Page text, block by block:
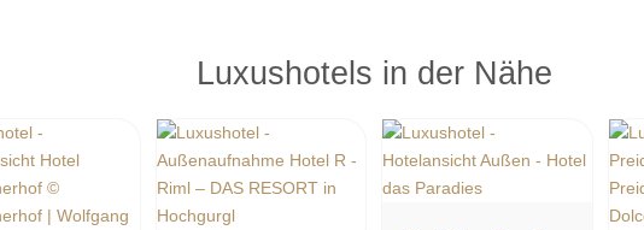
Luxushotels in der Nähe